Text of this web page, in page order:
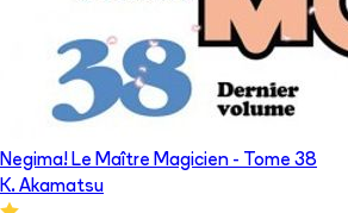
Negima! Le Maître Magicien - Tome 38
K. Akamatsu